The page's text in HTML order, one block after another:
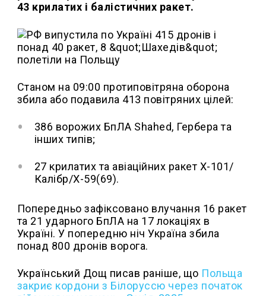
43 крилатих і балістичних ракет.
Станом на 09:00 протиповітряна оборона
збила або подавила 413 повітряних цілей:
386 ворожих БпЛА Shahed, Гербера та
інших типів;
27 крилатих та авіаційних ракет Х-101/
Калібр/Х-59(69).
Попередньо зафіксовано влучання 16 ракет
та 21 ударного БпЛА на 17 локаціях в
Україні. У попередню ніч Україна збила
понад 800 дронів ворога.
Український Дощ писав раніше, що Польща
закриє кордони з Білоруссю через початок